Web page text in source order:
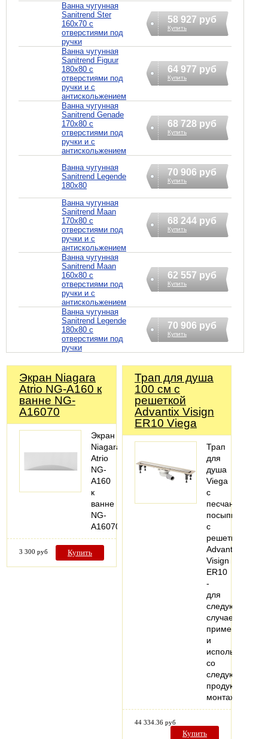
Ванна чугунная
Sanitrend Ster
160х70 с
отверстиями под
ручки
58 927 руб
Купить
Ванна чугунная
Sanitrend Figuur
180х80 с
отверстиями под
ручки и с
антискольжением
64 977 руб
Купить
Ванна чугунная
Sanitrend Genade
170х80 с
отверстиями под
ручки и с
антискольжением
68 728 руб
Купить
Ванна чугунная
Sanitrend Legende
180х80
70 906 руб
Купить
Ванна чугунная
Sanitrend Maan
170х80 с
отверстиями под
ручки и с
антискольжением
68 244 руб
Купить
Ванна чугунная
Sanitrend Maan
160х80 с
отверстиями под
ручки и с
антискольжением
62 557 руб
Купить
Ванна чугунная
Sanitrend Legende
180х80 с
отверстиями под
ручки
70 906 руб
Купить
Экран Niagara
Atrio NG-A160 к
ванне NG-
A16070
Экран
Niagara
Atrio
NG-
A160
к
ванне
NG-
A16070
3 300 руб Купить
Трап для душа
100 см с
решеткой
Advantix Visign
ER10 Viega
Трап
для
душа
Viega
с
песчаной
посыпкой,
с
решеткой
Advantix
Visign
ER10
-
для
следующих
случаев
применения
и
использования
со
следующей
продукцией:
монтаж…
44 334.36 руб
Купить